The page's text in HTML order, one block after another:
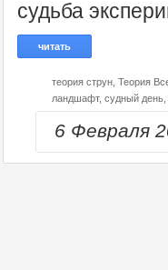
судьба
читать
теория струн, Теория
ландшафт, судный день,
6 Февраля